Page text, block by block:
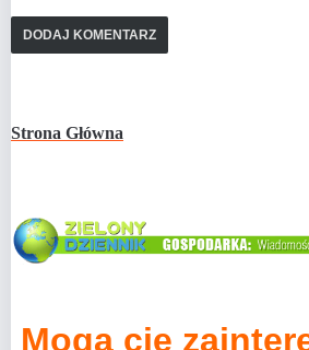
Strona Główna
Mogą cię